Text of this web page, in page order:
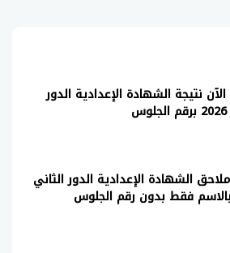
نتيجة الشهادة الإعدادية الدور
الشهادة الإعدادية الدور الثاني